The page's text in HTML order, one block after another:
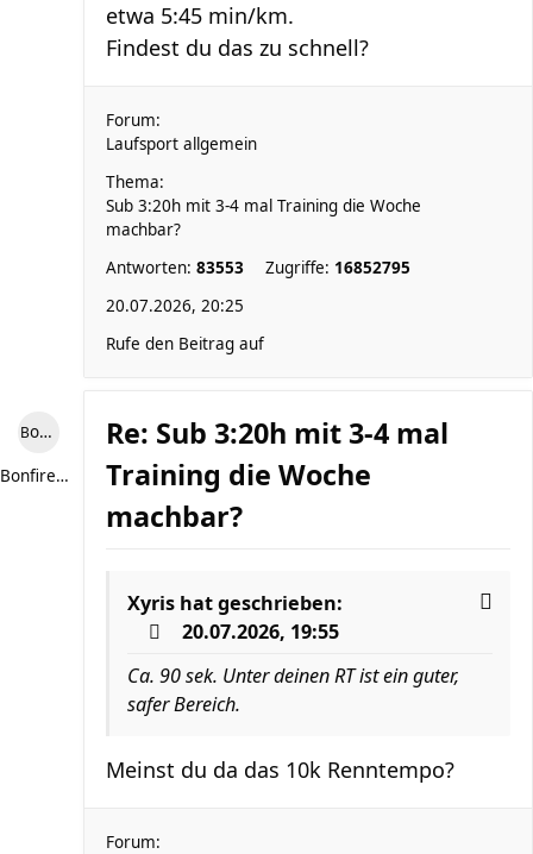
etwa 5:45 min/km.
Findest du das zu schnell?
Forum:
Laufsport allgemein
Thema:
Sub 3:20h mit 3-4 mal Training die Woche
machbar?
Antworten: 83553 Zugriffe: 16852795
20.07.2026, 20:25
Rufe den Beitrag auf
Bonfire307
Bonfire307
Re: Sub 3:20h mit 3-4 mal
Training die Woche
machbar?
Xyris hat geschrieben:
20.07.2026, 19:55
Ca. 90 sek. Unter deinen RT ist ein guter,
safer Bereich.
Meinst du da das 10k Renntempo?
Forum: